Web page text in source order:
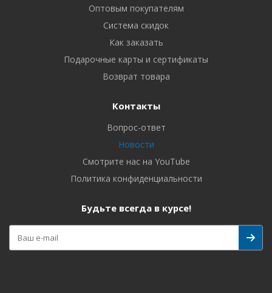
Оптовым покупателям
Система скидок
Как заказать
Подарочные карты и сертификаты
Возврат товара
Контакты
Вопрос-ответ
Новости
Смотрите нас на YouTube
Политика конфиденциальности
Будьте всегда в курсе!